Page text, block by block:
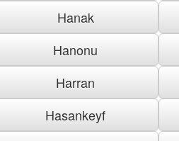
Hanak
Hanonu
Harran
Hasankeyf